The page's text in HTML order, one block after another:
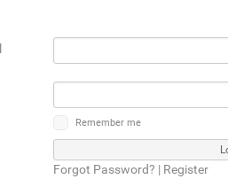
Remember me
Forgot Password? | Register